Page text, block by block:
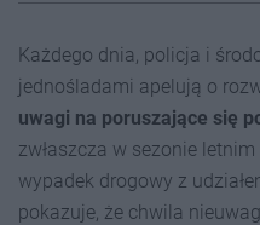
Każdego dnia, policja i
jednośladami apelują o
uwagi na poruszające się
zwłaszcza w sezonie
wypadek drogowy z
pokazuje, że chwila